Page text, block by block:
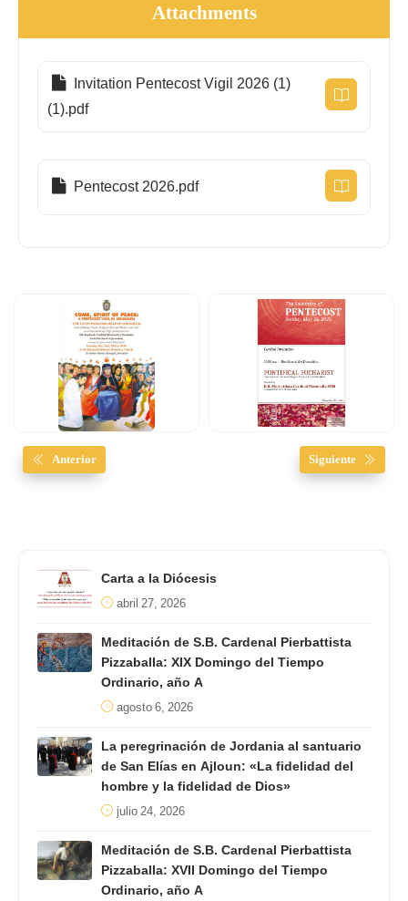
Attachments
Invitation Pentecost Vigil 2026 (1)
(1).pdf
Pentecost 2026.pdf
Anterior Siguiente
Carta a la Diócesis
abril 27, 2026
Meditación de S.B. Cardenal Pierbattista
Pizzaballa: XIX Domingo del Tiempo
Ordinario, año A
agosto 6, 2026
La peregrinación de Jordania al santuario
de San Elías en Ajloun: «La fidelidad del
hombre y la fidelidad de Dios»
julio 24, 2026
Meditación de S.B. Cardenal Pierbattista
Pizzaballa: XVII Domingo del Tiempo
Ordinario, año A